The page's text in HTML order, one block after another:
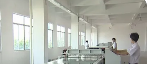
handicrafts, etc. 2 The thickness of the paint
curtain is easy and precise to adjust. The
conveying is made of high-quality resin,
which ...